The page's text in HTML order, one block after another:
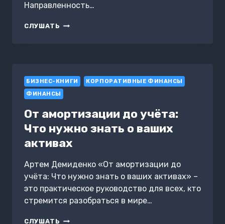
Направленность…
СЛУШАТЬ ФИНАНСОВОЕ
БИЗНЕС-КНИГИ
КОРПОРАТИВНЫЕ ФИНАНСЫ
ФИНАНСЫ
От амортизации до учёта:
Что нужно знать о ваших
активах
Артем Демиденко «От амортизации до
учёта: Что нужно знать о ваших активах» –
это практическое руководство для всех, кто
стремится разобраться в мире…
СЛУШАТЬ ОТ